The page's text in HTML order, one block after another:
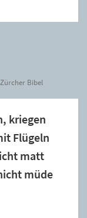
Zürcher Bibel
kriegen
Flügeln
matt
müde